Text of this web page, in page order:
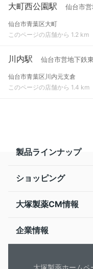
大町西公園駅 仙台市
仙台市青葉区大町
このページの店舗から 1.2 km
川内駅 仙台市営地下鉄
仙台市青葉区川内元支倉
このページの店舗から 1.4 km
製品ラインナップ
ショッピング
大塚製薬CM情報
企業情報